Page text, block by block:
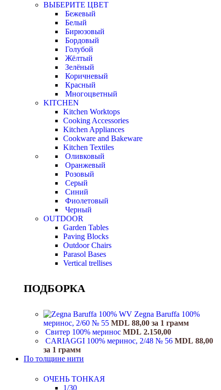
ВЫБЕРИТЕ ЦВЕТ
Бежевый
Белый
Бирюзовый
Бордовый
Голубой
Жёлтый
Зелёный
Коричневый
Красный
Многоцветный
KITCHEN
Kitchen Worktops
Cooking Accessories
Kitchen Appliances
Cookware and Bakeware
Kitchen Textiles
Оливковый
Оранжевый
Розовый
Серый
Синий
Фиолетовый
Черный
OUTDOOR
Garden Tables
Paving Blocks
Outdoor Chairs
Parasol Bases
Vertical trellises
ПОДБОРКА
Zegna Baruffa 100%
меринос, 2/60 № 55 MDL 88,00 за 1 грамм
Свитер 100% меринос MDL 2.150,00
CARIAGGI 100% меринос, 2/48 № 56 MDL 88,00
за 1 грамм
По толщине нити
ОЧЕНЬ ТОНКАЯ
1/30